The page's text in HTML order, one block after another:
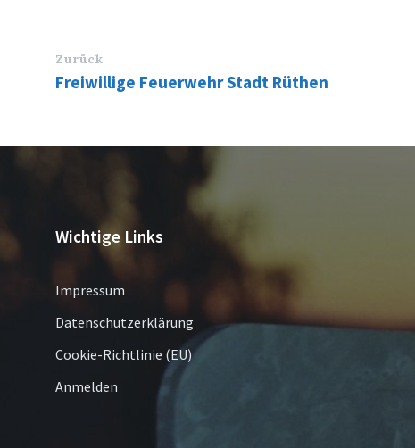
Zurück
Freiwillige Feuerwehr Stadt Rüthen
Wichtige Links
Impressum
Datenschutzerklärung
Cookie-Richtlinie (EU)
Anmelden